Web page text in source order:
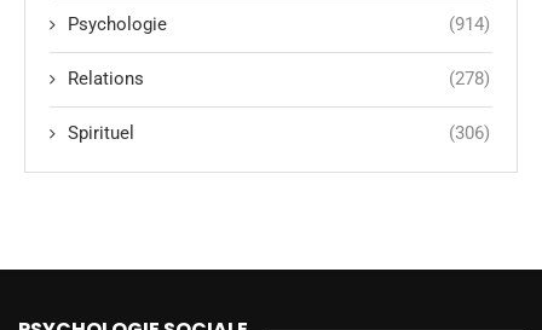
Psychologie (914)
Relations (278)
Spirituel (306)